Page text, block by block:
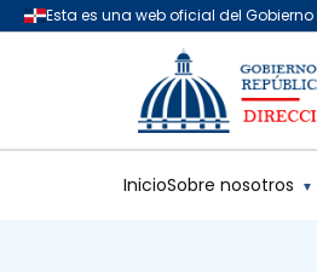
Saltar al contenido principal
InicioSobre nosotros ▼